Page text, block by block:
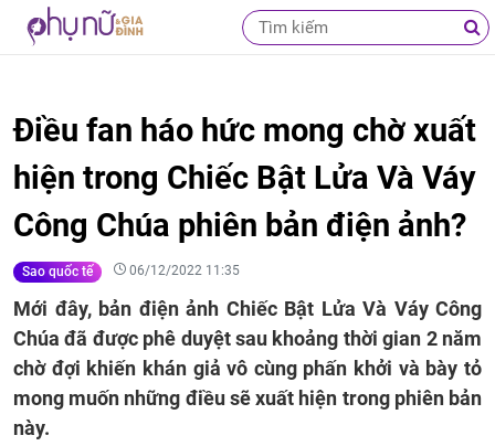
Điều fan háo hức mong chờ xuất
hiện trong Chiếc Bật Lửa Và Váy
Công Chúa phiên bản điện ảnh?
Sao quốc tế 06/12/2022 11:35
Mới đây, bản điện ảnh Chiếc Bật Lửa Và Váy Công
Chúa đã được phê duyệt sau khoảng thời gian 2 năm
chờ đợi khiến khán giả vô cùng phấn khởi và bày tỏ
mong muốn những điều sẽ xuất hiện trong phiên bản
này.